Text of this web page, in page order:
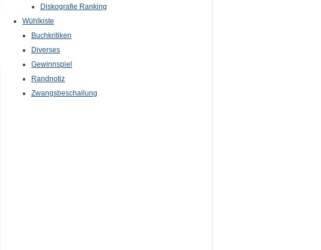
Diskografie Ranking
Wühlkiste
Buchkritiken
Diverses
Gewinnspiel
Randnotiz
Zwangsbeschallung